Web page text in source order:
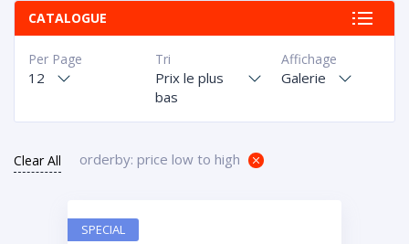
CATALOGUE
Affichage
Galerie
Tri
Prix le plus
bas
Per Page
12
Clear All orderby: price low to high
SPECIAL